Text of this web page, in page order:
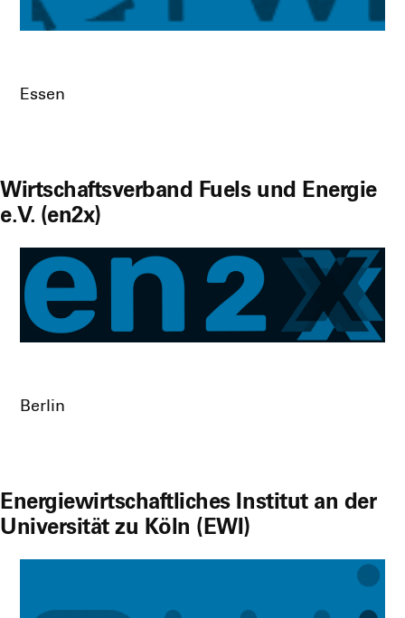
Essen
Wirtschaftsverband Fuels und Energie
e.V. (en2x)
Ber­lin
Energiewirtschaftliches Institut an der
Universität zu Köln (EWI)